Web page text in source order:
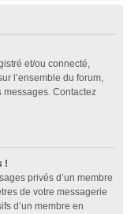
et/ou connecté,
l’ensemble du forum,
messages. Contactez
!
privés d’un membre
de votre messagerie
d’un membre en